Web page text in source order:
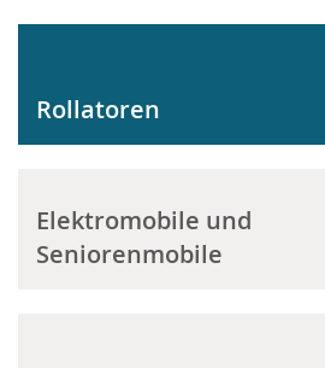
Rollatoren
Elektromobile und
Seniorenmobile